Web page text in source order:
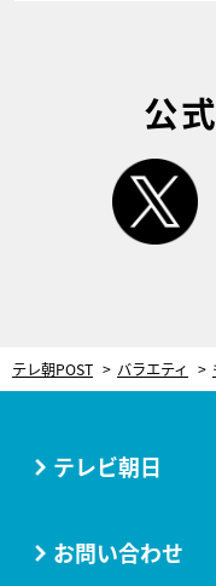
公
テレ朝POST バラエティ
テレビ朝日
お問い合わせ